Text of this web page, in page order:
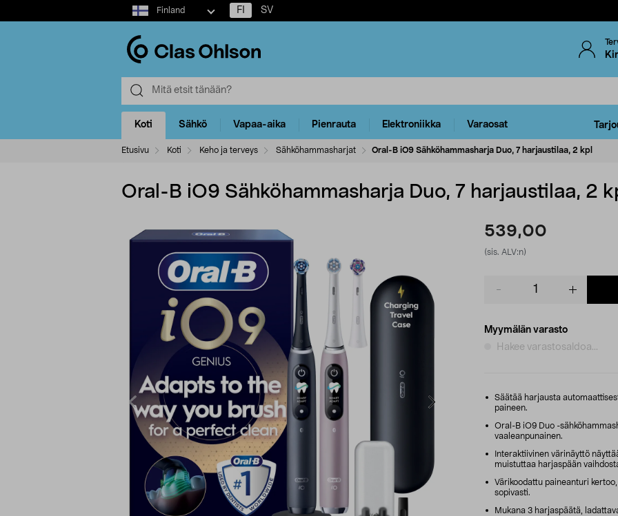
Select
market
Finland FI SV
Koti Sähkö Vapaa-aika Pienrauta Elektroniikka Varaosat
Etusivu Koti Keho ja terveys Sähköhammasharjat Oral-B iO9 Sähköhammasharja Duo, 7 harjaustilaa, 2 kpl
Oral-B iO9 Sähköhammasharja Duo, 7 harjaustilaa, 2
539,00
(sis. ALV:n)
Myymälän varasto
Hakee varastosaldoa...
Säätää harjausta
paineen.
Oral-B iO9 Duo -
vaaleanpunainen.
Interaktiivinen värinäyttö
muistuttaa harjaspään
Värikoodattu paineanturi
sopivasti.
Mukana 3 harjaspäätä,